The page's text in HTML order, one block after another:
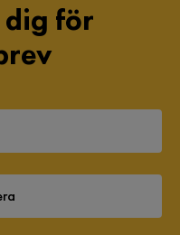
dig för